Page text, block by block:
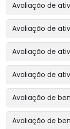
Avaliação de
Avaliação de
Avaliação de
Avaliação de
Avaliação de
Avaliação de